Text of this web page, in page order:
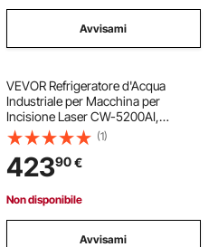
Avvisami
VEVOR Refrigeratore d'Acqua
Industriale per Macchina per
Incisione Laser CW-5200AI,
Sistema di Raffreddamento ad
Acqua con Compressore per Taglio
Laser da 650 W, Capacità 7 L,
Portata Max 16 L/min
(1)
42390€
Non disponibile
Avvisami